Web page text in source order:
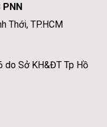
PNN
Thới, TP.HCM
do Sở KH&ĐT Tp Hồ